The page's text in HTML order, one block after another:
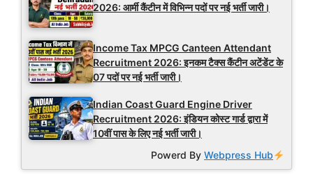
2026: आर्मी कैंटीन में विभिन्न पदों पर नई भर्ती जारी।
Income Tax MPCG Canteen Attendant
Recruitment 2026: इनकम टैक्स कैंटीन अटेंडेंट के
07 पदों पर नई भर्ती जारी।
Indian Coast Guard Engine Driver
Recruitment 2026: इंडियन कोस्ट गार्ड द्वारा में
10वीं पास के लिए नई भर्ती जारी।
Powerd ByWebpress Hub